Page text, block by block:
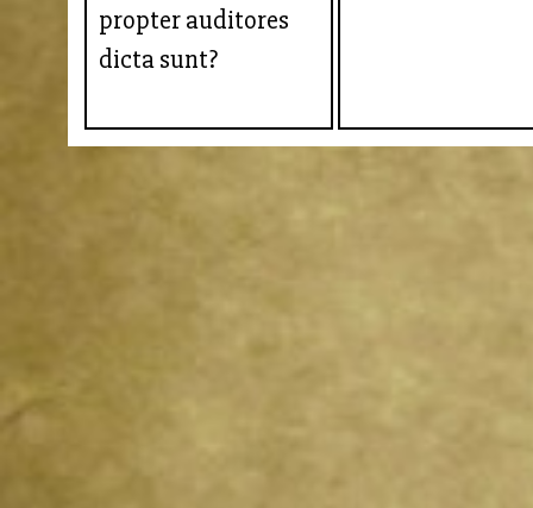
propter auditores
dicta sunt?